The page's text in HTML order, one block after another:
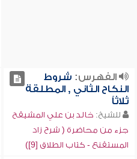
الفهرس: شروط
النكاح الثاني , المطلقة
ثلاثاً
للشيخ: خالد بن علي المشيقح
جزء من محاضرة ( شرح زاد
المستقنع - كتاب الطلاق [9])